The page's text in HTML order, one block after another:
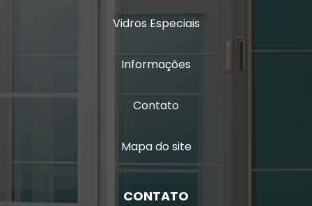
Vidros Especiais
Informações
Contato
Mapa do site
CONTATO